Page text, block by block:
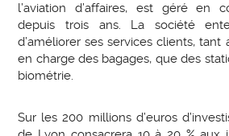
l’aviation d’affaires, est géré en
depuis trois ans. La société
d’améliorer ses services clients, tant
en charge des bagages, que des
biométrie.
Sur les 200 millions d’euros